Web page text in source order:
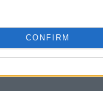
CONFIRM
δήλωσε.
αλλά η
δύσκολες
αποφασισμένοι